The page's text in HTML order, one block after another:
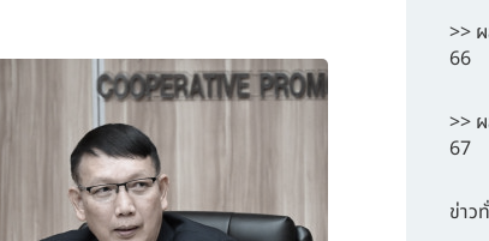
>>
66
>>
67
ข่าว